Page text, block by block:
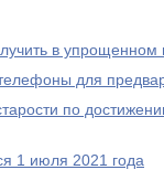
в упрощенном
для
по
1 июля 2021 года